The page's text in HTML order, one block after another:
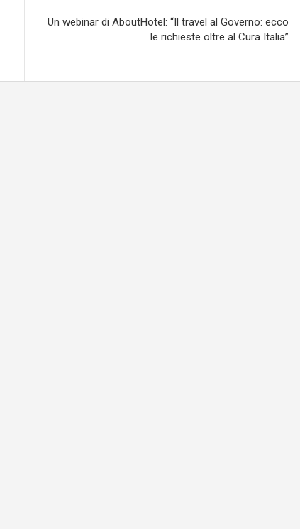
Un webinar di AboutHotel: “Il travel al Governo: ecco
le richieste oltre al Cura Italia”